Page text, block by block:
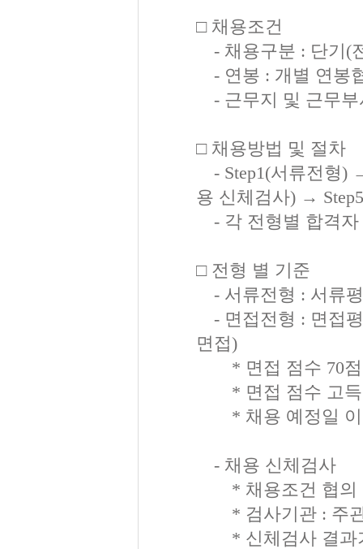
□ 채용조건
- 채용구분 : 단기(
- 연봉 : 개별 연봉
- 근무지 및 근무부
□ 채용방법 및 절차
- Step1(서류전형)
용 신체검사) →
- 각 전형별 합격자
□ 전형 별 기준
- 서류전형 : 서류
- 면접전형 : 면접
면접)
* 면접 점수 70점
* 면접 점수 고득
* 채용 예정일 이
- 채용 신체검사
* 채용조건 협의
* 검사기관 : 주관
* 신체검사 결과가